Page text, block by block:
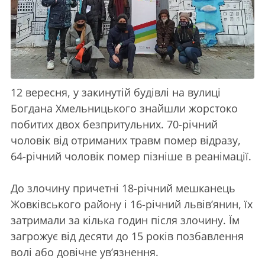
12 вересня, у закинутій будівлі на вулиці
Богдана Хмельницького знайшли жорстоко
побитих двох безпритульних. 70-річний
чоловік від отриманих травм помер відразу,
64-річний чоловік помер пізніше в реанімації.
До злочину причетні 18-річний мешканець
Жовківського району і 16-річний львів’янин, їх
затримали за кілька годин після злочину. Їм
загрожує від десяти до 15 років позбавлення
волі або довічне ув’язнення.